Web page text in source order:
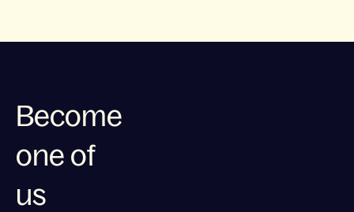
Become
one of
us